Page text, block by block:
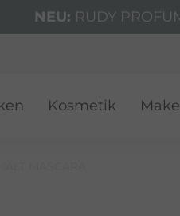
NEU: RUDY
Kosmetik